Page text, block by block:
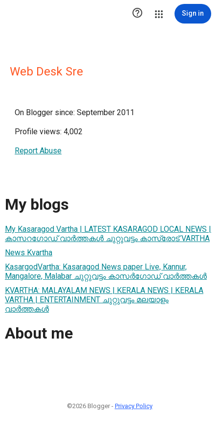
 Sign in
Web Desk Sre
On Blogger since: September 2011
Profile views: 4,002
Report Abuse
My blogs
My Kasaragod Vartha | LATEST KASARAGOD LOCAL NEWS |
കാസറഗോഡ് വാർത്തകൾ ചുറ്റുവട്ടം കാസ്രോട് VARTHA
News Kvartha
KasargodVartha: Kasaragod News paper Live, Kannur,
Mangalore, Malabar ചുറ്റുവട്ടം കാസർഗോഡ് വാർത്തകൾ
KVARTHA: MALAYALAM NEWS | KERALA NEWS | KERALA
VARTHA | ENTERTAINMENT ചുറ്റുവട്ടം മലയാളം
വാര്‍ത്തകൾ
About me
©2026 Blogger - Privacy Policy